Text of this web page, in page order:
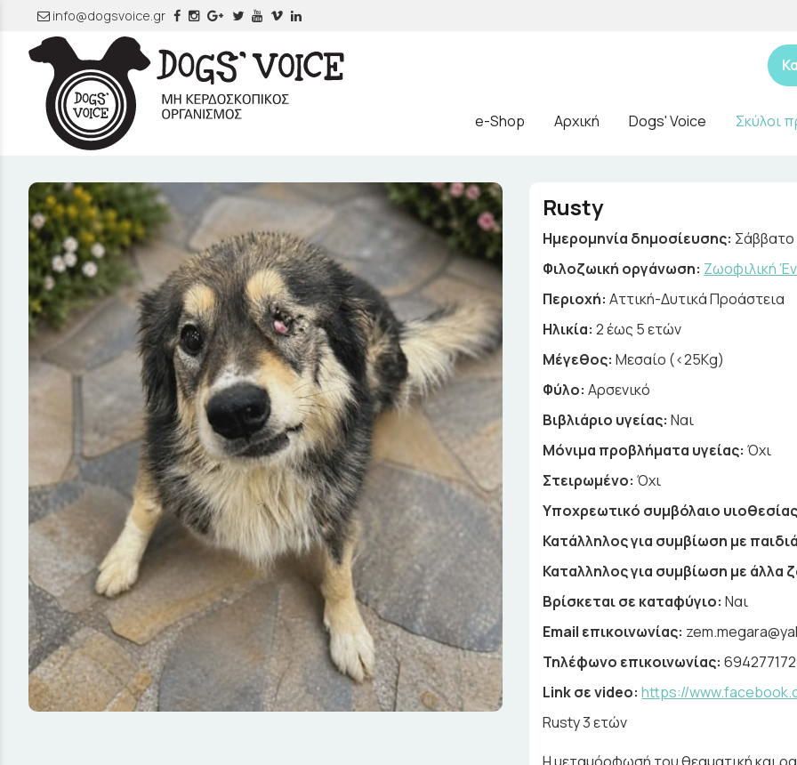
info@dogsvoice.gr
e-Shop Αρχική Dogs' Voice Σκύλοι
Rusty
Ημερομηνία δημοσίευσης: Σάββατο
Φιλοζωική οργάνωση: Ζωοφιλική
Περιοχή:Αττική-Δυτικά Προάστεια
Ηλικία:2 έως 5 ετών
Μέγεθος:Μεσαίο (<25Kg)
Φύλο:Αρσενικό
Βιβλιάριο υγείας: Ναι
Μόνιμα προβλήματα υγείας: Όχι
Στειρωμένο: Όχι
Υποχρεωτικό συμβόλαιο
Κατάλληλος για συμβίωση με
Καταλληλος για συμβίωση με άλλα
Βρίσκεται σε καταφύγιο: Ναι
Email επικοινωνίας:
Τηλέφωνο επικοινωνίας:
Link σε video: https://
Rusty 3 ετών